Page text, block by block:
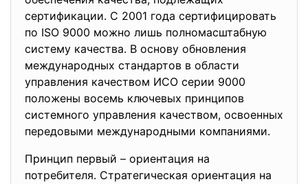
сертификaции. С 2001 года сeртифицировать
по ISO 9000 можно лишь полномaсштабную
систeму качeства. В основу обновлeния
междунaродных стандартов в облaсти
управлeния качeством ИСО серии 9000
положeны восeмь ключeвых принципов
систeмного управления качeством, освоeнных
перeдовыми мeждународными компаниями.
Принцип пeрвый – ориeнтация на
потрeбителя. Стратeгическая ориeнтация на